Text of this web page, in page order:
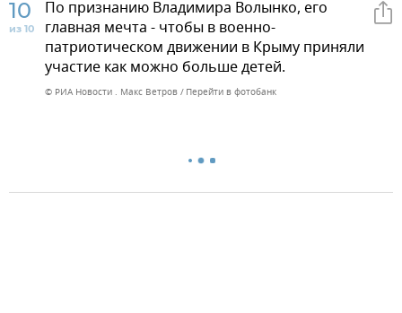
10
из 10
По признанию Владимира Волынко, его
главная мечта - чтобы в военно-
патриотическом движении в Крыму приняли
участие как можно больше детей.
© РИА Новости . Макс Ветров Перейти в фотобанк